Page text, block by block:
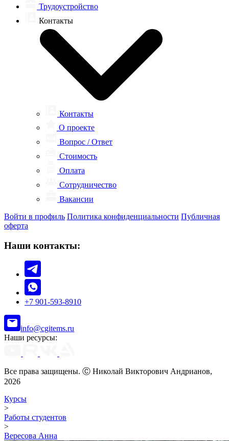
Трудоустройство
Контакты
Контакты
О проекте
Вопрос / Ответ
Стоимость
Оплата
Сотрудничество
Вакансии
Войти в профиль Политика конфиденциальности Публичная
оферта
Наши контакты:
+7 901-593-8910
info@cgitems.ru
Наши ресурсы:
Все права защищены. Ⓒ Николай Викторович Андрианов,
2026
Курсы
>
Работы студентов
>
Вересова Анна